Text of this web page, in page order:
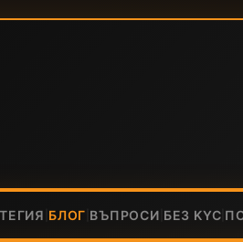
БЛОГ ВЪПРОСИ БЕЗ KYC